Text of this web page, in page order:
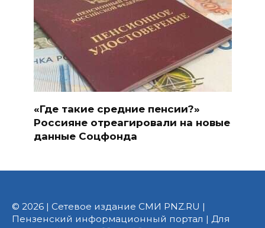
«Где такие средние пенсии?»
Россияне отреагировали на новые
данные Соцфонда
© 2026 | Сетевое издание СМИ PNZ.RU |
Пензенский информационный портал | Для